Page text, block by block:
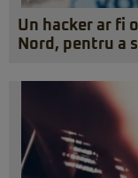
Un hacker ar fi
Nord, pentru a